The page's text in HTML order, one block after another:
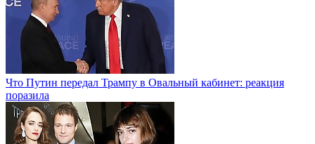
Что Путин передал Трампу в Овальный кабинет: реакция
поразила